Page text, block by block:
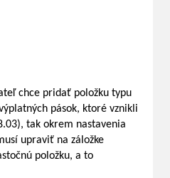
chce pridať položku typu
pások, ktoré vznikli
tak okrem nastavenia
upraviť na záložke
položku, a to